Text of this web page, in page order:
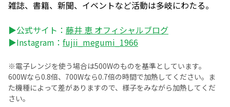
雑誌、書籍、新聞、イベントなど活動は多岐にわたる。
▶公式サイト： 藤井 恵 オフィシャルブログ
▶Instagram： fujii_megumi_1966
※電子レンジを使う場合は500Wのものを基準としています。
600Wなら0.8倍、700Wなら0.7倍の時間で加熱してください。ま
た機種によって差がありますので、様子をみながら加熱してくだ
さい。